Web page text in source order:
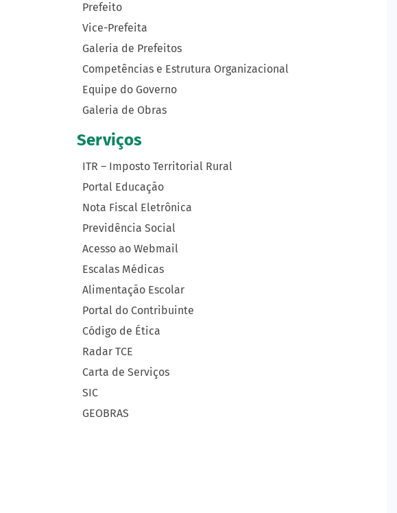
Prefeito
Vice-Prefeita
Galeria de Prefeitos
Competências e Estrutura Organizacional
Equipe do Governo
Galeria de Obras
Serviços
ITR – Imposto Territorial Rural
Portal Educação
Nota Fiscal Eletrônica
Previdência Social
Acesso ao Webmail
Escalas Médicas
Alimentação Escolar
Portal do Contribuinte
Código de Ética
Radar TCE
Carta de Serviços
SIC
GEOBRAS